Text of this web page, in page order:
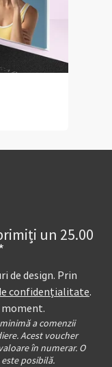
un 25.00
de design. Prin
confidențialitate.
moment.
a comenzii
Acest voucher
în numerar. O
posibilă.